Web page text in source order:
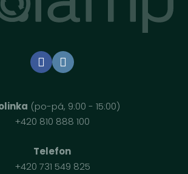
(po-pá, 9:00 - 15:00)
+420 810 888 100
Telefon
+420 731 549 825